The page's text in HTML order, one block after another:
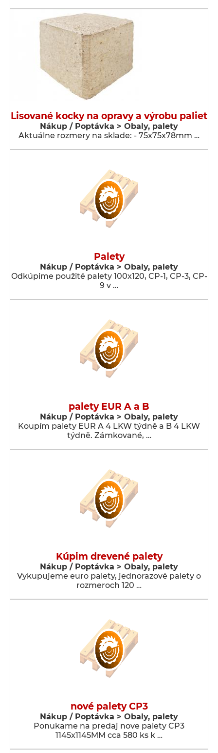
Lisované kocky na opravy a výrobu paliet
Nákup / Poptávka > Obaly, palety
Aktuálne rozmery na sklade: - 75x75x78mm …
Palety
Nákup / Poptávka > Obaly, palety
Odkúpime použité palety 100x120, CP-1, CP-3, CP-
9 v …
palety EUR A a B
Nákup / Poptávka > Obaly, palety
Koupím palety EUR A 4 LKW týdně a B 4 LKW
týdně. Zámkované, …
Kúpim drevené palety
Nákup / Poptávka > Obaly, palety
Vykupujeme euro palety, jednorazové palety o
rozmeroch 120 …
nové palety CP3
Nákup / Poptávka > Obaly, palety
Ponukame na predaj nove palety CP3
1145x1145MM cca 580 ks k …